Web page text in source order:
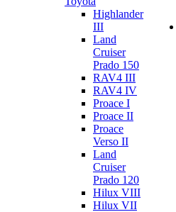
Highlander
III
Land
Cruiser
Prado 150
RAV4 III
RAV4 IV
Proace I
Proace II
Proace
Verso II
Land
Cruiser
Prado 120
Hilux VIII
Hilux VII